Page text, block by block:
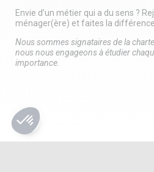
Envie d’un métier qui a du sens ?
ménager(ère) et faites la
Nous sommes signataires de la
nous nous engageons à étudier
importance.
share